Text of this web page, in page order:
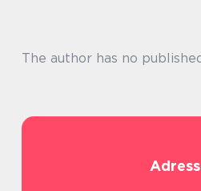
The author has no